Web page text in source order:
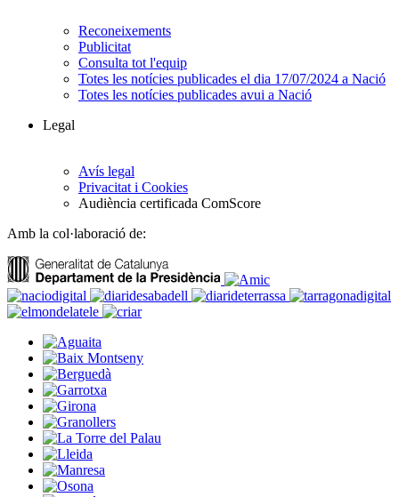
Reconeixements
Publicitat
Consulta tot l'equip
Totes les notícies publicades el dia 17/07/2024 a Nació
Totes les notícies publicades avui a Nació
Legal
Avís legal
Privacitat i Cookies
Audiència certificada ComScore
Amb la col·laboració de: